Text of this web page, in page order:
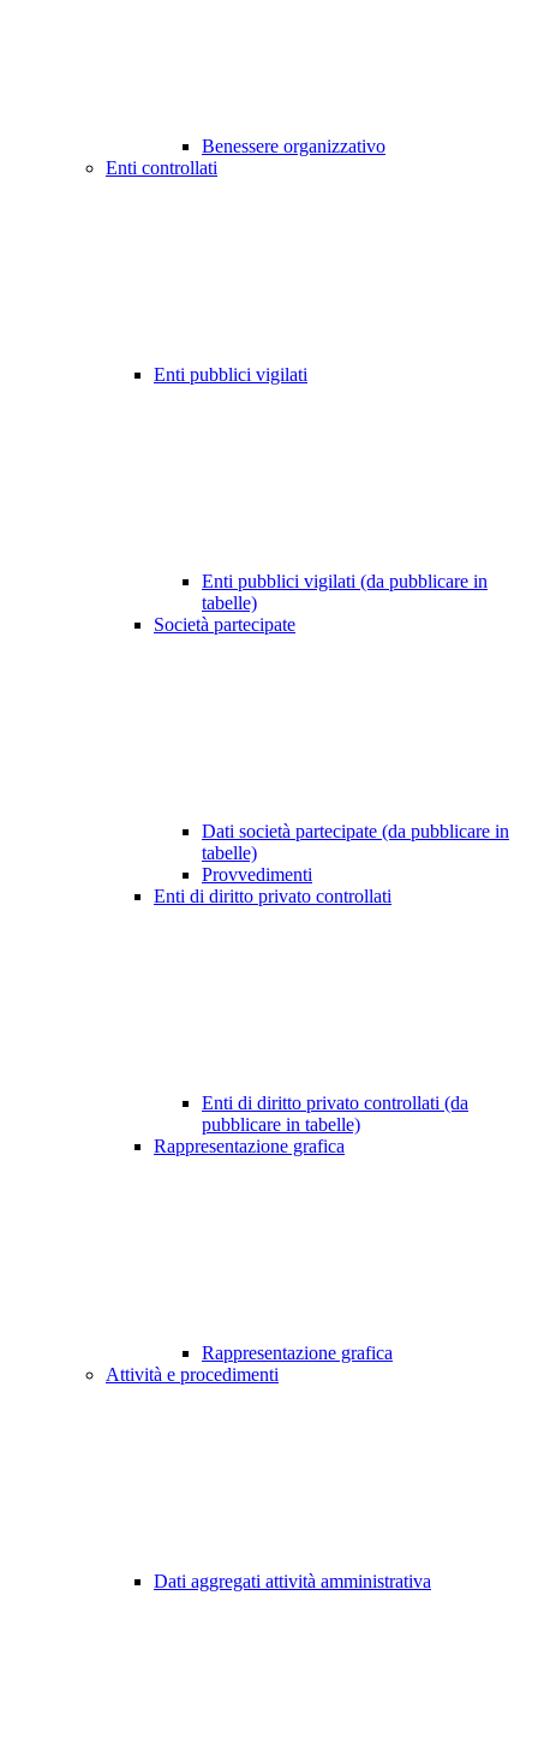
Benessere organizzativo
Enti controllati
Enti pubblici vigilati
Enti pubblici vigilati (da pubblicare in
tabelle)
Società partecipate
Dati società partecipate (da pubblicare in
tabelle)
Provvedimenti
Enti di diritto privato controllati
Enti di diritto privato controllati (da
pubblicare in tabelle)
Rappresentazione grafica
Rappresentazione grafica
Attività e procedimenti
Dati aggregati attività amministrativa